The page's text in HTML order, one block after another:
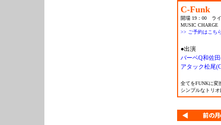
C-Funk
開場 19：00 ラ
MUSIC
>> ご予約はこち
●出演
バーベQ和佐
アタック松尾
全てをFUNKに変
シンプルなトリ